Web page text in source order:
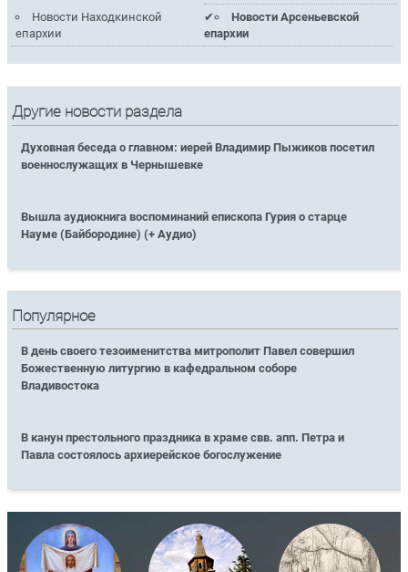
Новости Находкинской
епархии
Новости Арсеньевской
епархии
Другие новости раздела
Духовная беседа о главном: иерей Владимир Пыжиков посетил
военнослужащих в Чернышевке
Вышла аудиокнига воспоминаний епископа Гурия о старце
Науме (Байбородине) (+ Аудио)
Популярное
В день своего тезоименитства митрополит Павел совершил
Божественную литургию в кафедральном соборе
Владивостока
В канун престольного праздника в храме свв. апп. Петра и
Павла состоялось архиерейское богослужение